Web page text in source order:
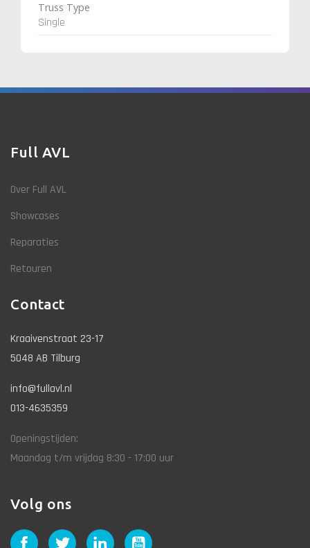
Truss Type
Single
Full AVL
Over Full AVL
Showcases
Reparaties
Retouren
Contact
Kraaivenstraat 23-17
5048 AB Tilburg
info@fullavl.nl
013-4635359
Openingstijden:
Maandag t/m vrijdag 8:30 - 17:00 uur
Volg ons